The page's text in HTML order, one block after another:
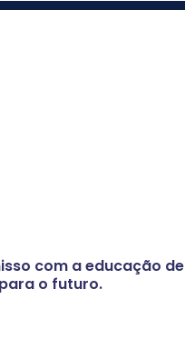
com a educação de
o futuro.